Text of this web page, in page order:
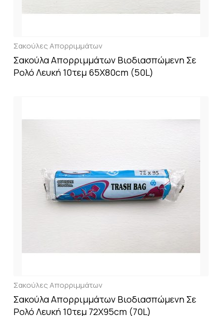
Σακούλες Απορριμμάτων
Σακούλα Απορριμμάτων Βιοδιασπώμενη Σε
Ρολό Λευκή 10τεμ 65X80cm (50L)
Σακούλες Απορριμμάτων
Σακούλα Απορριμμάτων Βιοδιασπώμενη Σε
Ρολό Λευκή 10τεμ 72X95cm (70L)